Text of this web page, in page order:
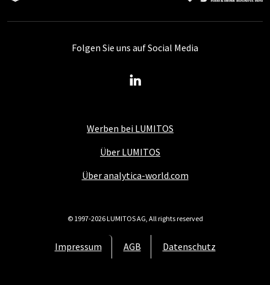
Werben bei LUMITOS
Über LUMITOS
Über analytica-world.com
Impressum AGB Datenschutz
Folgen Sie uns auf Social Media
© 1997-2026 LUMITOS AG, All rights reserved